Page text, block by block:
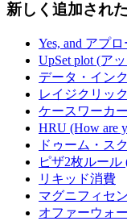
新しく追加され
Yes, and アプ
UpSet plot (ア
データ・イン
レイジクリック
ケースワーカー
HRU (How are
ドゥーム・ス
ピザ2枚ルール
リキッド消費
マグニフィセ
オファーウォ